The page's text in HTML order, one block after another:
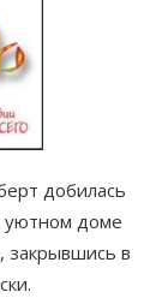
добилась
уютном доме
в